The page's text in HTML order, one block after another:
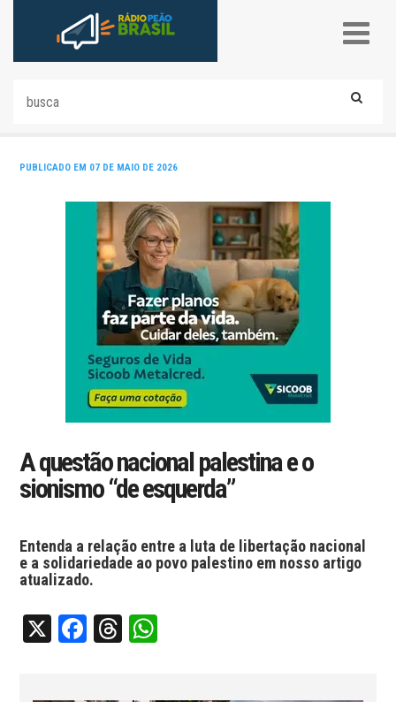
PUBLICADO EM 07 DE MAIO DE 2026
A questão nacional palestina e o
sionismo “de esquerda”
Entenda a relação entre a luta de libertação nacional
e a solidariedade ao povo palestino em nosso artigo
atualizado.
X Facebook
Threads